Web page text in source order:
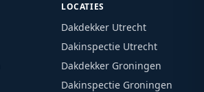
LOCATIES
Dakdekker Utrecht
Dakinspectie Utrecht
Dakdekker Groningen
Dakinspectie Groningen